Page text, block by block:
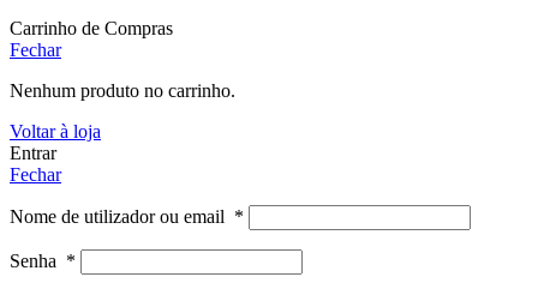
Carrinho de Compras
Fechar
Nenhum produto no carrinho.
Voltar à loja
Entrar
Fechar
Nome de utilizador ou email *
Senha *